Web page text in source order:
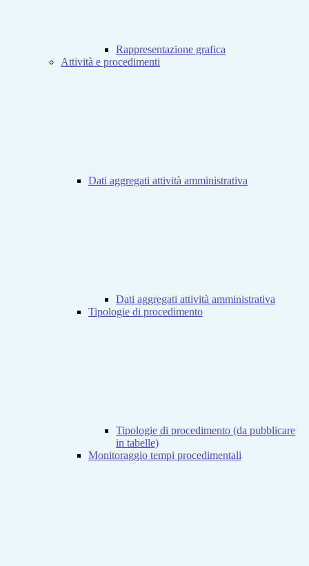
Rappresentazione grafica
Attività e procedimenti
Dati aggregati attività amministrativa
Dati aggregati attività amministrativa
Tipologie di procedimento
Tipologie di procedimento (da pubblicare
in tabelle)
Monitoraggio tempi procedimentali